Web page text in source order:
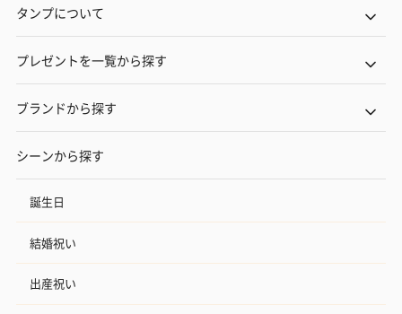
タンプについて
プレゼントを一覧から探す
ブランドから探す
シーンから探す
誕生日
結婚祝い
出産祝い